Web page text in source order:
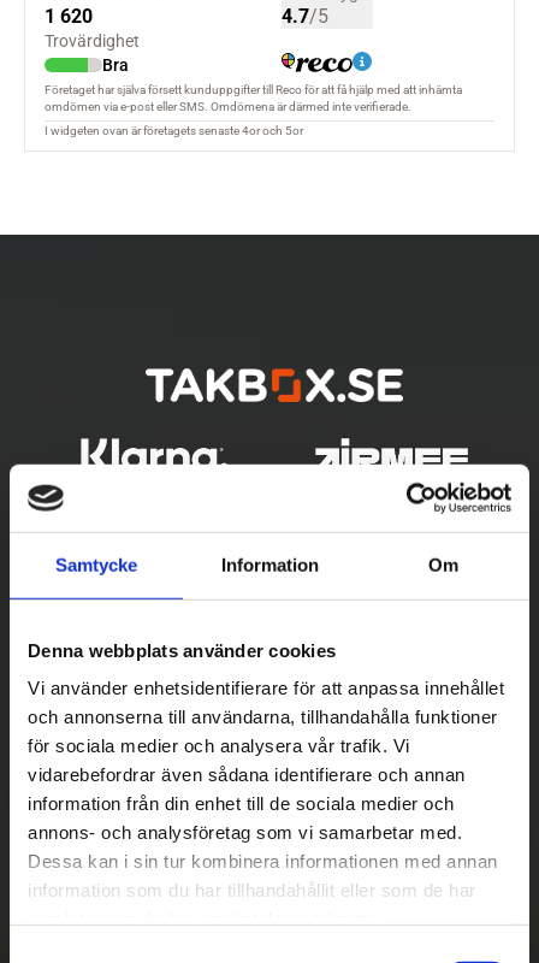
Samtycke Information Om
Denna webbplats använder cookies
Vi använder enhetsidentifierare för att anpassa innehållet
och annonserna till användarna, tillhandahålla funktioner
för sociala medier och analysera vår trafik. Vi
vidarebefordrar även sådana identifierare och annan
information från din enhet till de sociala medier och
annons- och analysföretag som vi samarbetar med.
Dessa kan i sin tur kombinera informationen med annan
information som du har tillhandahållit eller som de har
Betala säkert
|| Välj ||
Snabba leveranser
||
Eller ||
Hämta på lagret med/utan montering